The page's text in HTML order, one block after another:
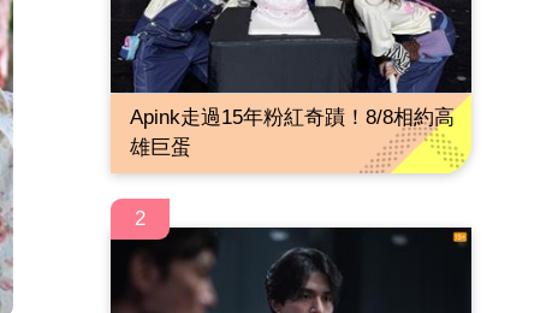
Apink走過15年粉紅奇蹟！8/8相約高
雄巨蛋
2